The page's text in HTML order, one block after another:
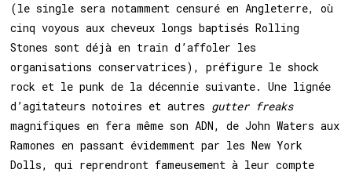
(le single sera notamment censuré en Angleterre, où
cinq voyous aux cheveux longs baptisés Rolling
Stones sont déjà en train d’affoler les
organisations conservatrices), préfigure le shock
rock et le punk de la décennie suivante.Une lignée
d’agitateurs notoires et autres gutter freaks
magnifiques en fera même son ADN, de John Waters aux
Ramones en passant évidemment par les New York
Dolls, qui reprendront fameusement à leur compte